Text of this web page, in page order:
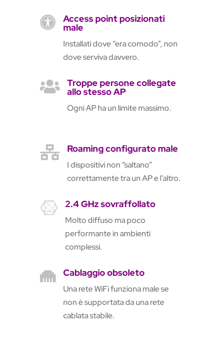
 Access point posizionati
male
Installati dove “era comodo”, non
dove serviva davvero.
 Troppe persone collegate
allo stesso AP
Ogni AP ha un limite massimo.
 Roaming configurato male
I dispositivi non “saltano”
correttamente tra un AP e l’altro.
 2.4 GHz sovraffollato
Molto diffuso ma poco
performante in ambienti
complessi.
 Cablaggio obsoleto
Una rete WiFi funziona male se
non è supportata da una rete
cablata stabile.